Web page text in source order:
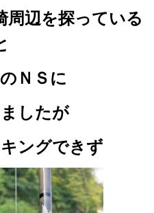
周辺を探っている
ＮＳに
したが
ングできず